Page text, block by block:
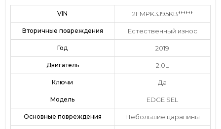
VIN 2FMPK3J95KB******
Вторичные повреждения Естественный износ
Год 2019
Двигатель 2.0L
Ключи Да
Модель EDGE SEL
Основные повреждения Небольшие царапины